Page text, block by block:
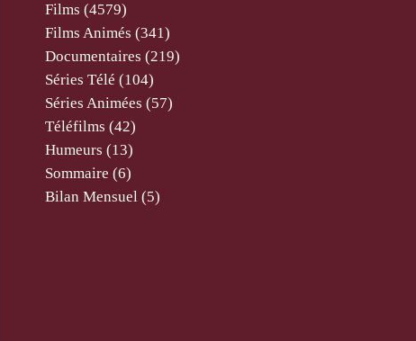
Films (4579)
Films Animés (341)
Documentaires (219)
Séries Télé (104)
Séries Animées (57)
Téléfilms (42)
Humeurs (13)
Sommaire (6)
Bilan Mensuel (5)